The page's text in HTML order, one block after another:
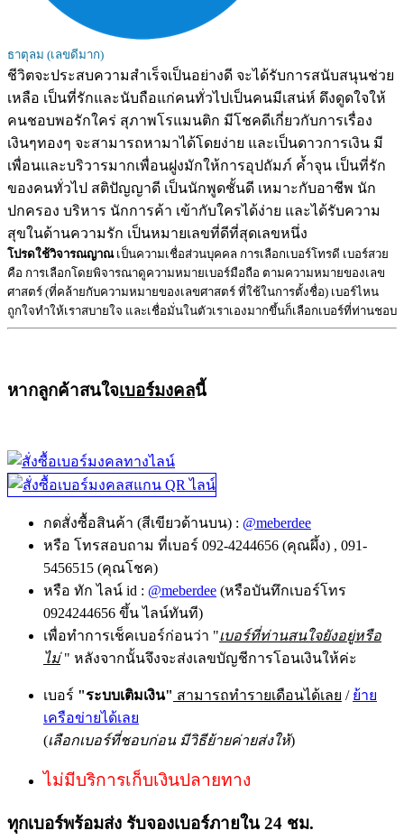
ธาตุลม (เลขดีมาก)
ชีวิตจะประสบความสำเร็จเป็นอย่างดี จะได้รับการสนับสนุนช่วย
เหลือ เป็นที่รักและนับถือแก่คนทั่วไปเป็นคนมีเสน่ห์ ดึงดูดใจให้
คนชอบพอรักใคร่ สุภาพโรแมนติก มีโชคดีเกี่ยวกับการเรื่อง
เงินๆทองๆ จะสามารถหามาได้โดยง่าย และเป็นดาวการเงิน มี
เพื่อนและบริวารมากเพื่อนฝูงมักให้การอุปถัมภ์ ค้ำจุน เป็นที่รัก
ของคนทั่วไป สติปัญญาดี เป็นนักพูดชั้นดี เหมาะกับอาชีพ นัก
ปกครอง บริหาร นักการค้า เข้ากับใครได้ง่าย และได้รับความ
สุขในด้านความรัก เป็นหมายเลขที่ดีที่สุดเลขหนึ่ง
โปรดใช้วิจารณญาณเป็นความเชื่อส่วนบุคคล การเลือกเบอร์โทรดี เบอร์สวย
คือ การเลือกโดยพิจารณาดูความหมายเบอร์มือถือ ตามความหมายของเลข
ศาสตร์ (ที่คล้ายกับความหมายของเลขศาสตร์ ที่ใช้ในการตั้งชื่อ) เบอร์ไหน
ถูกใจทำให้เราสบายใจ และเชื่อมั่นในตัวเราเองมากขึ้นก็เลือกเบอร์ที่ท่านชอบ
หากลูกค้าสนใจเบอร์มงคลนี้
กดสั่งซื้อสินค้า (สีเขียวด้านบน) : @meberdee
หรือ โทรสอบถาม ที่เบอร์ 092-4244656 (คุณผึ้ง) , 091-
5456515 (คุณโชค)
หรือ ทัก ไลน์ id : @meberdee (หรือบันทึกเบอร์โทร
0924244656 ขึ้น ไลน์ทันที)
เพื่อทำการเช็คเบอร์ก่อนว่า "เบอร์ที่ท่านสนใจยังอยู่หรือ
ไม่" หลังจากนั้นจึงจะส่งเลขบัญชีการโอนเงินให้ค่ะ
เบอร์ "ระบบเติมเงิน" สามารถทำรายเดือนได้เลย / ย้าย
เครือข่ายได้เลย
(เลือกเบอร์ที่ชอบก่อน มีวิธีย้ายค่ายส่งให้)
ไม่มีบริการเก็บเงินปลายทาง
ทุกเบอร์พร้อมส่ง รับจองเบอร์ภายใน 24 ชม.